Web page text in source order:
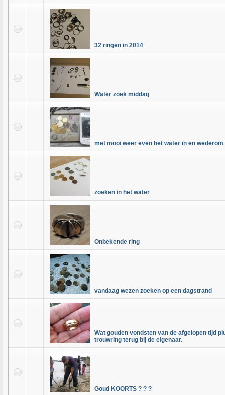
32 ringen in 2014
Water zoek middag
met mooi weer even het water in en wederom
zoeken in het water
Onbekende ring
vandaag wezen zoeken op een dagstrand
Wat gouden vondsten van de afgelopen tijd
trouwring terug bij de eigenaar.
Goud KOORTS ? ? ?